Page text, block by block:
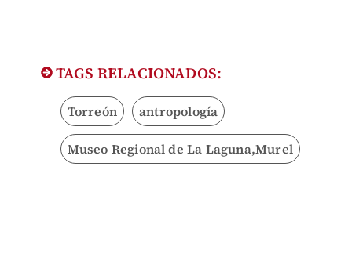
TAGS RELACIONADOS:
Torreón antropología
Museo Regional de La Laguna,Murel